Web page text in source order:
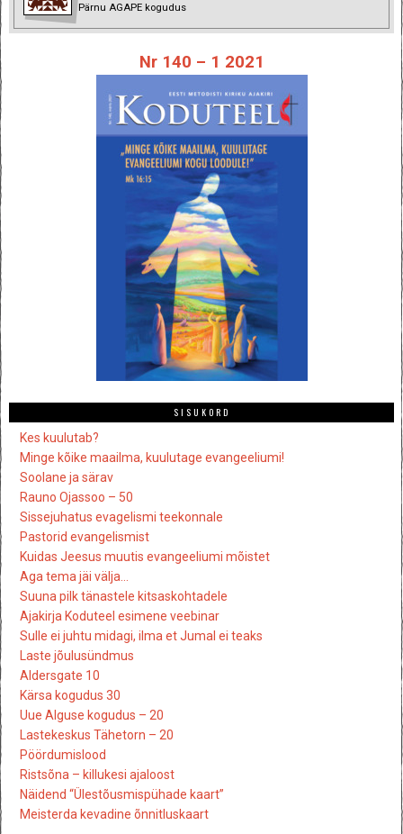
Pärnu AGAPE kogudus
Nr 140 – 1 2021
SISUKORD
Kes kuulutab?
Minge kõike maailma, kuulutage evangeeliumi!
Soolane ja särav
Rauno Ojassoo – 50
Sissejuhatus evagelismi teekonnale
Pastorid evangelismist
Kuidas Jeesus muutis evangeeliumi mõistet
Aga tema jäi välja…
Suuna pilk tänastele kitsaskohtadele
Ajakirja Koduteel esimene veebinar
Sulle ei juhtu midagi, ilma et Jumal ei teaks
Laste jõulusündmus
Aldersgate 10
Kärsa kogudus 30
Uue Alguse kogudus – 20
Lastekeskus Tähetorn – 20
Pöördumislood
Ristsõna – killukesi ajaloost
Näidend “Ülestõusmispühade kaart”
Meisterda kevadine õnnitluskaart